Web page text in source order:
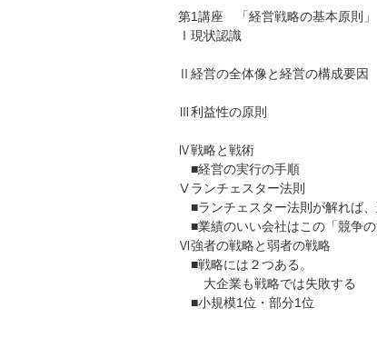
第1講座 「経営戦略の基本原則
Ⅰ現状認識
Ⅱ経営の全体像と経営の構成要因
Ⅲ利益性の原則
Ⅳ戦略と戦術
■経営の実行の手順
Ⅴランチェスター法則
■ランチェスター法則が解れば
■業績のいい会社はこの「競争
Ⅵ強者の戦略と弱者の戦略
■戦略には２つある。
大企業も戦略では失敗する
■小規模1位・部分1位